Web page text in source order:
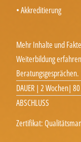
• Akkreditierung
Mehr Inhalte und
Weiterbildung
Beratungsgesprächen.
DAUER | 2 Wochen|
ABSCHLUSS
Zertifikat: